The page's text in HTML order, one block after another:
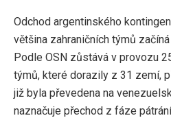
Odchod argentinského
většina zahraničních týmů
Podle OSN zůstává v provozu
týmů, které dorazily z 31 zemí,
již byla převedena na
naznačuje přechod z fáze